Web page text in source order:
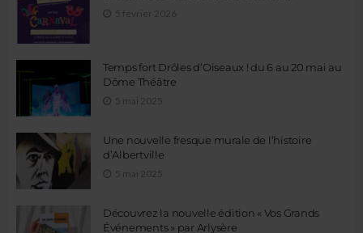
5 février 2026
Temps fort Drôles d’Oiseaux ! du 6 au 20 mai au
Dôme Théâtre
5 mai 2025
Une nouvelle fresque murale de l’histoire
d’Albertville
5 mai 2025
Découvrez la nouvelle édition « Vos Grands
Événements » par Arlysère